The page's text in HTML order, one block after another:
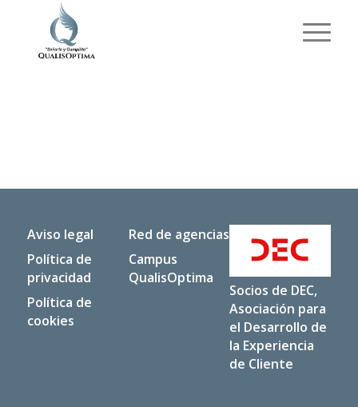
Aviso legal
Política de
privacidad
Política de
cookies
Red de agencias
Campus
QualisOptima
Socios de DEC,
Asociación para
el Desarrollo de
la Experiencia
de Cliente